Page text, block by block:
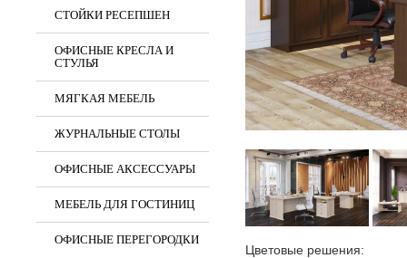
Цветовые решения:
СТОЙКИ РЕСЕПШЕН
ОФИСНЫЕ КРЕСЛА И
СТУЛЬЯ
МЯГКАЯ МЕБЕЛЬ
ЖУРНАЛЬНЫЕ СТОЛЫ
ОФИСНЫЕ АКСЕССУАРЫ
МЕБЕЛЬ ДЛЯ ГОСТИНИЦ
ОФИСНЫЕ ПЕРЕГОРОДКИ